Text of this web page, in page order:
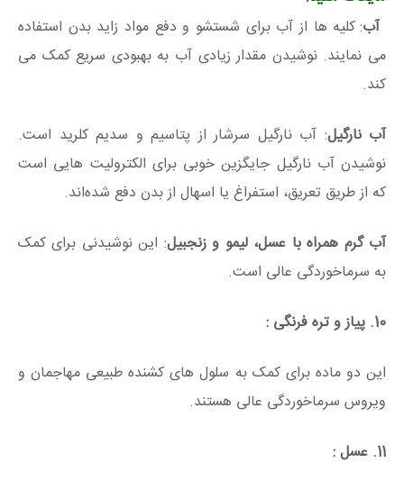
آب: کلیه ها از آب برای شستشو و دفع مواد زاید بدن استفاده
می نمایند. نوشیدن مقدار زیادی آب به بهبودی سریع کمک می
کند.
آب نارگیل: آب نارگیل سرشار از پتاسیم و سدیم کلرید است.
نوشیدن آب نارگیل جایگزین خوبی برای الکترولیت هایی است
که از طریق تعریق، استفراغ یا اسهال از بدن دفع شده‌اند.
آب گرم همراه با عسل، لیمو و زنجبیل: این نوشیدنی برای کمک
به سرماخوردگی عالی است.
10. پیاز و تره فرنگی :
این دو ماده برای کمک به سلول های کشنده طبیعی مهاجمان و
ویروس سرماخوردگی عالی هستند.
11. عسل :